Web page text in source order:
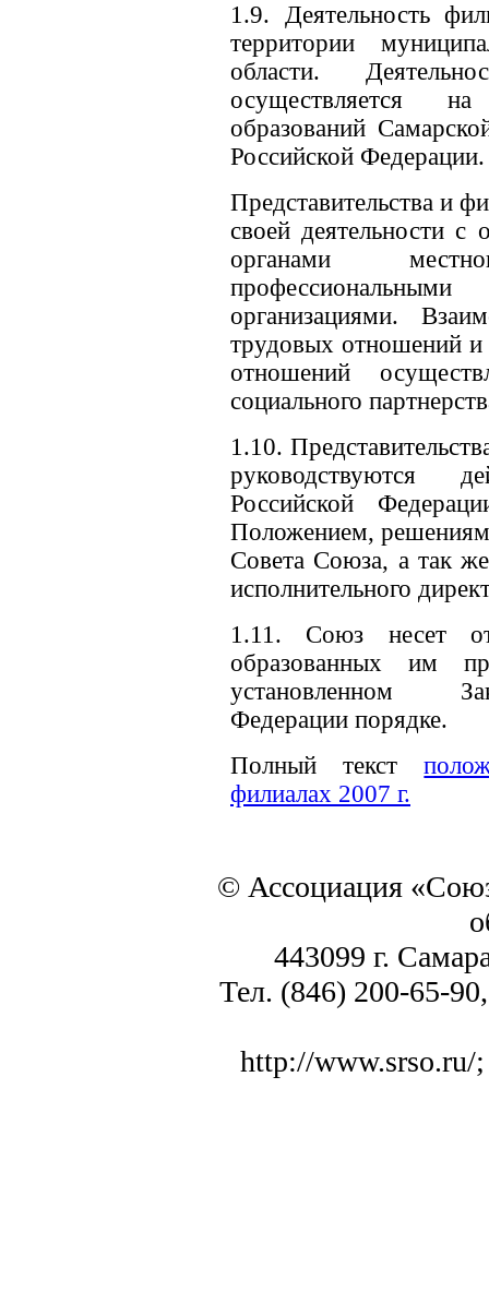
1.9. Деятельность
территории
области.
осуществляется
образований
Российской Федерации.
Представительства и
своей деятельности с
органами
организациями.
трудовых отношений и
отношений
социального
1.10.
руководствуются
Российской
Положением,
Совета Союза, а так
исполнительного
1.11. Союз несет
образованных им
установленном
Федерации порядке.
Полный текст
филиалах 2007 г.
© Ассоциация
443099 г.
Тел. (846) 200-65-
http://www.srso.ru/